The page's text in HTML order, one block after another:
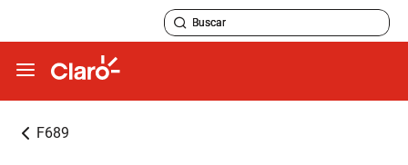
F689